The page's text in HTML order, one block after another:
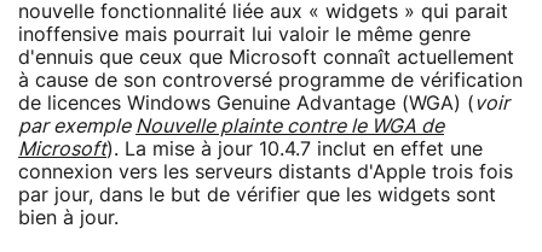
nouvelle fonctionnalité liée aux « widgets » qui parait
inoffensive mais pourrait lui valoir le même genre
d'ennuis que ceux que Microsoft connaît actuellement
à cause de son controversé programme de vérification
de licences Windows Genuine Advantage (WGA) (voir
par exemple Nouvelle plainte contre le WGA de
Microsoft). La mise à jour 10.4.7 inclut en effet une
connexion vers les serveurs distants d'Apple trois fois
par jour, dans le but de vérifier que les widgets sont
bien à jour.